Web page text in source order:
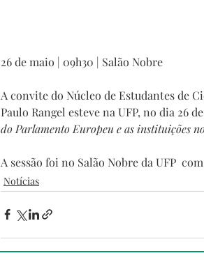
26 de maio | 09h30 | Salão Nobre
A convite do Núcleo de Estudantes de
Paulo Rangel esteve na UFP, no dia 26
do Parlamento Europeu e as instituições
A sessão foi no Salão Nobre da UFP
Notícias